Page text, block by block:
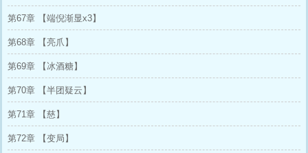
第67章 【端倪渐显x3】
第68章 【亮爪】
第69章 【冰酒糖】
第70章 【半团疑云】
第71章 【慈】
第72章 【变局】